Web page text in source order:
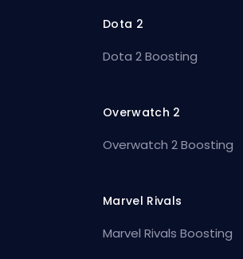
Dota 2
Dota 2 Boosting
Overwatch 2
Overwatch 2 Boosting
Marvel Rivals
Marvel Rivals Boosting